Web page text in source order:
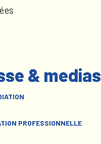
& medias
PROFESSIONNELLE